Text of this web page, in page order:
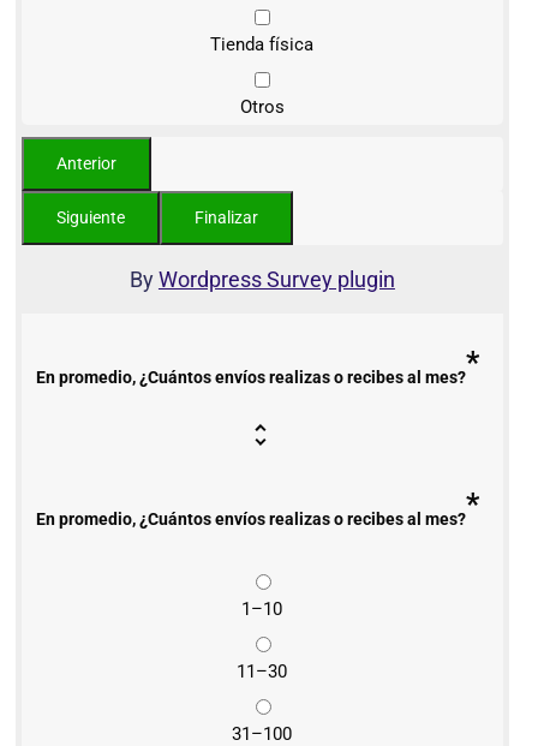
Tienda física
Otros
ByWordpress Survey plugin
En promedio, ¿Cuántos envíos realizas o recibes al mes?*
En promedio, ¿Cuántos envíos realizas o recibes al mes?*
1–10
11–30
31–100